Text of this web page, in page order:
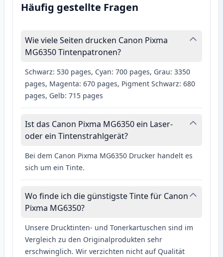
Häufig gestellte Fragen
Wie viele Seiten drucken Canon Pixma
MG6350 Tintenpatronen?
Schwarz: 530 pages, Cyan: 700 pages, Grau: 3350
pages, Magenta: 670 pages, Pigment Schwarz: 680
pages, Gelb: 715 pages
Ist das Canon Pixma MG6350 ein Laser-
oder ein Tintenstrahlgerät?
Bei dem Canon Pixma MG6350 Drucker handelt es
sich um ein Tinte.
Wo finde ich die günstigste Tinte für Canon
Pixma MG6350?
Unsere Drucktinten- und Tonerkartuschen sind im
Vergleich zu den Originalprodukten sehr
erschwinglich. Wir verzichten nicht auf Qualität